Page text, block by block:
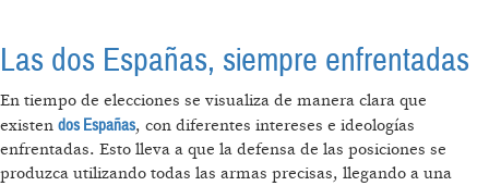
Las dos Españas, siempre enfrentadas
En tiempo de elecciones se visualiza de manera clara que
existen dos Españas, con diferentes intereses e ideologías
enfrentadas. Esto lleva a que la defensa de las posiciones se
produzca utilizando todas las armas precisas, llegando a una